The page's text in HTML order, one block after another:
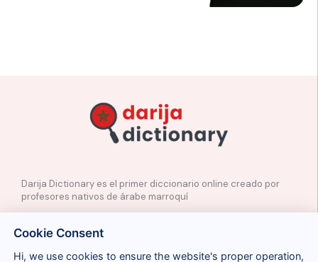
Darija Dictionary es el primer diccionario online creado por
profesores nativos de árabe marroquí
Contacto
📲Redes Sociales
🤝🏼Proponer palabras
Cookie Consent
Hi, we use cookies to ensure the website's proper operation,